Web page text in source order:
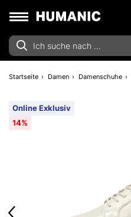
Startseite Damen Damenschuhe
Online Exklusiv
14%